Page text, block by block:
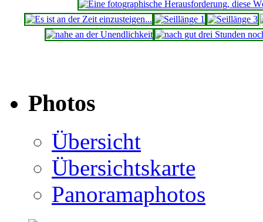
Photos
Übersicht
Übersichtskarte
Panoramaphotos